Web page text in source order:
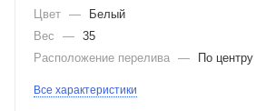
Цвет —
Белый
Вес
— 35
Расположение перелива — По центру
Все характеристики